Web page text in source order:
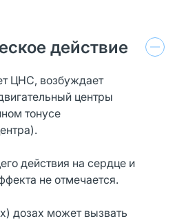
действие
ЦНС, возбуждает
центры
тонусе
действия на сердце и
не отмечается.
дозах может вызвать